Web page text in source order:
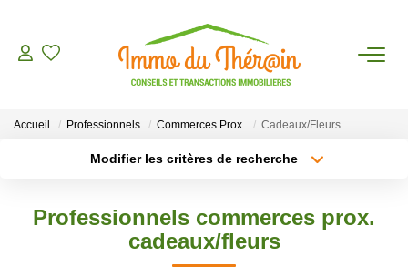
ESTIMER
Accueil Professionnels Commerces Prox. Cadeaux/Fleurs
Modifier les critères de recherche
Type de bien
Surface min
Professionnels commerces prox.
cadeaux/fleurs